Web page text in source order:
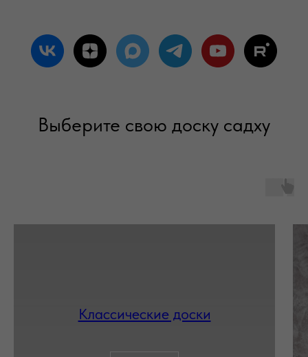
Выберите свою доску садху
Классические доски